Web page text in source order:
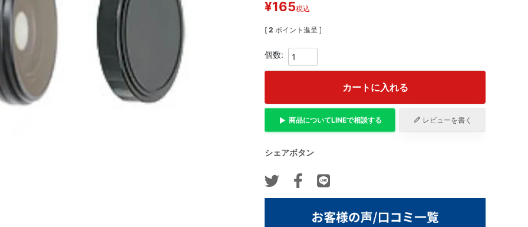
¥165税込
[ 2 ポイント進呈 ]
カートに入れる
商品についてLINEで相談する レビューを書く
シェアボタン